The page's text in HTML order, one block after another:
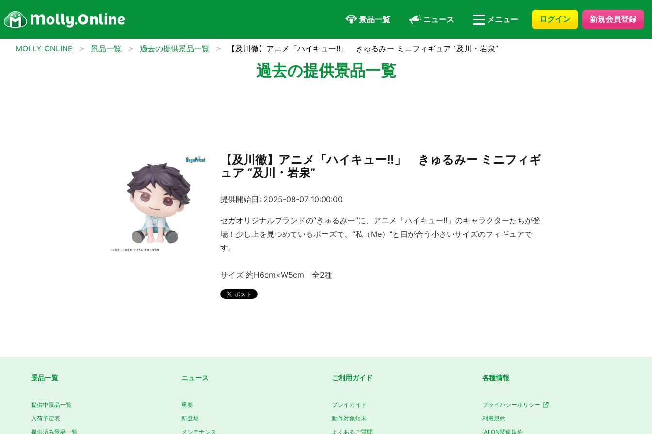
景品一覧 ニュース メニュー ログイン 新規会員登録
MOLLY ONLINE 景品一覧 過去の提供景品一覧 【及川徹】アニメ「ハイキュー!!」 きゅるみー ミニフィギュア “及川・岩泉”
過去の提供景品一覧
【及川徹】アニメ「ハイキュー!!」 きゅるみー ミニフィギ
ュア “及川・岩泉”
提供開始日: 2025-08-07 10:00:00
セガオリジナルブランドの“きゅるみー”に、アニメ「ハイキュー!!」のキャラクターたちが登
場！少し上を見つめているポーズで、“私（Me）”と目が合う小さいサイズのフィギュアで
す。
サイズ 約H6cm×W5cm 全2種
景品一覧
提供中景品一覧
入荷予定表
提供済み景品一覧
ニュース
重要
新登場
メンテナンス
ご利用ガイド
プレイガイド
動作対象端末
よくあるご質問
各種情報
プライバシーポリシー
利用規約
iAEON関連規約